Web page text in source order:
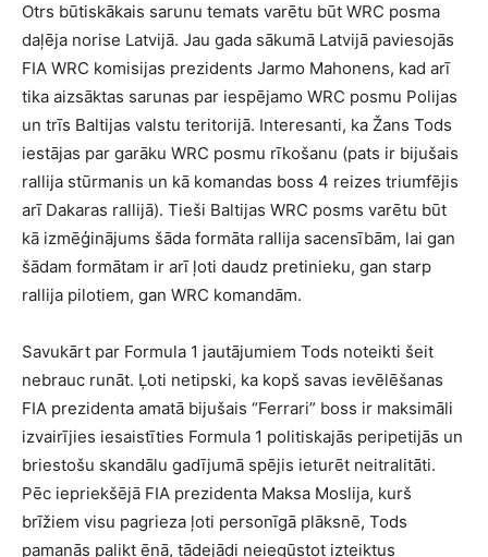
Otrs būtiskākais sarunu temats varētu būt WRC posma
daļēja norise Latvijā. Jau gada sākumā Latvijā paviesojās
FIA WRC komisijas prezidents Jarmo Mahonens, kad arī
tika aizsāktas sarunas par iespējamo WRC posmu Polijas
un trīs Baltijas valstu teritorijā. Interesanti, ka Žans Tods
iestājas par garāku WRC posmu rīkošanu (pats ir bijušais
rallija stūrmanis un kā komandas boss 4 reizes triumfējis
arī Dakaras rallijā). Tieši Baltijas WRC posms varētu būt
kā izmēģinājums šāda formāta rallija sacensībām, lai gan
šādam formātam ir arī ļoti daudz pretinieku, gan starp
rallija pilotiem, gan WRC komandām.
Savukārt par Formula 1 jautājumiem Tods noteikti šeit
nebrauc runāt. Ļoti netipski, ka kopš savas ievēlēšanas
FIA prezidenta amatā bijušais “Ferrari” boss ir maksimāli
izvairījies iesaistīties Formula 1 politiskajās peripetijās un
briestošu skandālu gadījumā spējis ieturēt neitralitāti.
Pēc iepriekšējā FIA prezidenta Maksa Moslija, kurš
brīžiem visu pagrieza ļoti personīgā plāksnē, Tods
pamanās palikt ēnā, tādejādi neiegūstot izteiktus